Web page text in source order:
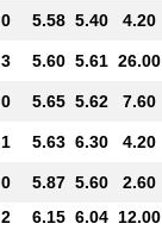
0 5.58 5.40 4.20
3 5.60 5.61 26.00
0 5.65 5.62 7.60
1 5.63 6.30 4.20
0 5.87 5.60
2.60
2 6.15 6.04 12.00